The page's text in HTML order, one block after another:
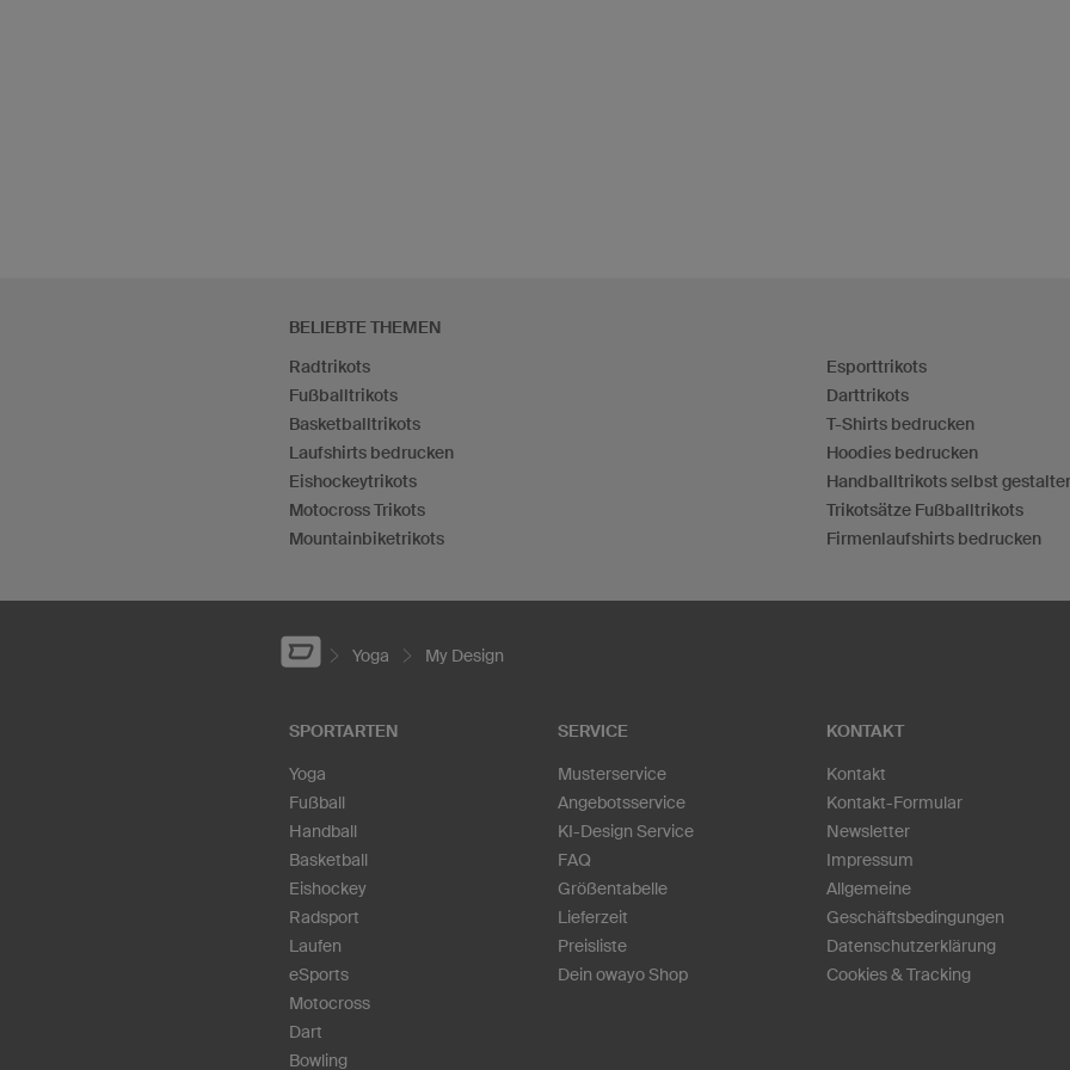
BELIEBTE THEMEN
Radtrikots
Fußballtrikots
Basketballtrikots
Laufshirts bedrucken
Eishockeytrikots
Motocross Trikots
Mountainbiketrikots
Esporttrikots
Darttrikots
T-Shirts bedrucken
Hoodies bedrucken
Handballtrikots selbst
Trikotsätze Fußballtrikots
Firmenlaufshirts bedrucken
Yoga My Design
SPORTARTEN
Yoga
Fußball
Handball
Basketball
Eishockey
Radsport
Laufen
eSports
Motocross
Dart
Bowling
SERVICE
Musterservice
Angebotsservice
KI-Design Service
FAQ
Größentabelle
Lieferzeit
Preisliste
Dein owayo Shop
KONTAKT
Kontakt
Kontakt-Formular
Newsletter
Impressum
Allgemeine
Geschäftsbedingungen
Datenschutzerklärung
Cookies & Tracking